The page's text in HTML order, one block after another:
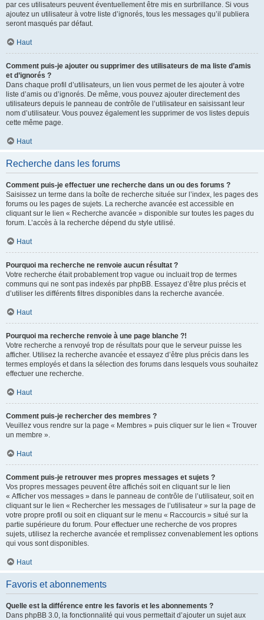
par ces utilisateurs peuvent éventuellement être mis en surbrillance. Si vous
ajoutez un utilisateur à votre liste d’ignorés, tous les messages qu’il publiera
seront masqués par défaut.
Haut
Comment puis-je ajouter ou supprimer des utilisateurs de ma liste d’amis
et d’ignorés ?
Dans chaque profil d’utilisateurs, un lien vous permet de les ajouter à votre
liste d’amis ou d’ignorés. De même, vous pouvez ajouter directement des
utilisateurs depuis le panneau de contrôle de l’utilisateur en saisissant leur
nom d’utilisateur. Vous pouvez également les supprimer de vos listes depuis
cette même page.
Haut
Recherche dans les forums
Comment puis-je effectuer une recherche dans un ou des forums ?
Saisissez un terme dans la boîte de recherche située sur l’index, les pages des
forums ou les pages de sujets. La recherche avancée est accessible en
cliquant sur le lien « Recherche avancée » disponible sur toutes les pages du
forum. L’accès à la recherche dépend du style utilisé.
Haut
Pourquoi ma recherche ne renvoie aucun résultat ?
Votre recherche était probablement trop vague ou incluait trop de termes
communs qui ne sont pas indexés par phpBB. Essayez d’être plus précis et
d’utiliser les différents filtres disponibles dans la recherche avancée.
Haut
Pourquoi ma recherche renvoie à une page blanche ?!
Votre recherche a renvoyé trop de résultats pour que le serveur puisse les
afficher. Utilisez la recherche avancée et essayez d’être plus précis dans les
termes employés et dans la sélection des forums dans lesquels vous souhaitez
effectuer une recherche.
Haut
Comment puis-je rechercher des membres ?
Veuillez vous rendre sur la page « Membres » puis cliquer sur le lien « Trouver
un membre ».
Haut
Comment puis-je retrouver mes propres messages et sujets ?
Vos propres messages peuvent être affichés soit en cliquant sur le lien
« Afficher vos messages » dans le panneau de contrôle de l’utilisateur, soit en
cliquant sur le lien « Rechercher les messages de l’utilisateur » sur la page de
votre propre profil ou soit en cliquant sur le menu « Raccourcis » situé sur la
partie supérieure du forum. Pour effectuer une recherche de vos propres
sujets, utilisez la recherche avancée et remplissez convenablement les options
qui vous sont disponibles.
Haut
Favoris et abonnements
Quelle est la différence entre les favoris et les abonnements ?
Dans phpBB 3.0, la fonctionnalité qui vous permettait d’ajouter un sujet aux